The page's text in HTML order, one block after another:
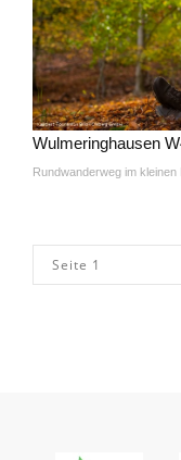
Wulmeringhausen
Rundwanderweg im